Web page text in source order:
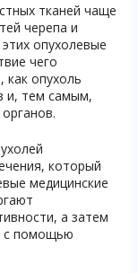
тканей чаще
черепа и
опухолевые
чего
опухоль
и, тем самым,
который
медицинские
а затем
с помощью